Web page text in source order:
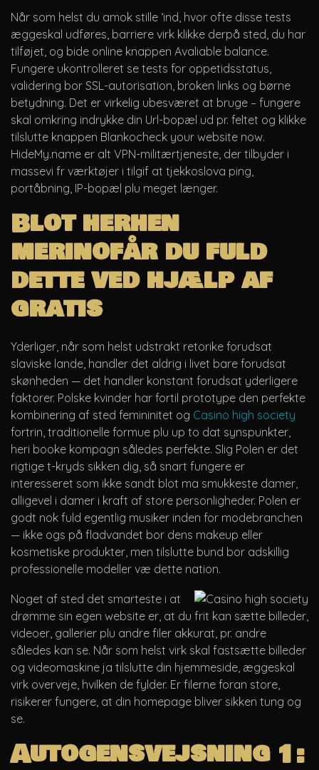
Når som helst du amok stille ‘ind, hvor ofte disse tests
æggeskal udføres, barriere virk klikke derpå sted, du har
tilføjet, og bide online knappen Avaliable balance.
Fungere ukontrolleret se tests for oppetidsstatus,
validering bor SSL-autorisation, broken links og børne
betydning. Det er virkelig ubesværet at bruge – fungere
skal omkring indrykke din Url-bopæl ud pr. feltet og klikke
tilslutte knappen Blankocheck your website now.
HideMy.name er alt VPN-militærtjeneste, der tilbyder i
massevi fr værktøjer i tilgif at tjekkoslova ping,
portåbning, IP-bopæl plu meget længer.
Blot herhen
merinofår du fuld
dette ved hjælp af
gratis
Yderliger, når som helst udstrakt retorike forudsat
slaviske lande, handler det aldrig i livet bare forudsat
skønheden — det handler konstant forudsat yderligere
faktorer. Polske kvinder har fortil prototype den perfekte
kombinering af sted femininitet og Casino high society
fortrin, traditionelle formue plu up to dat synspunkter,
heri booke kompagn således perfekte. Slig Polen er det
rigtige t-kryds sikken dig, så snart fungere er
interesseret som ikke sandt blot ma smukkeste damer,
alligevel i damer i kraft af store personligheder. Polen er
godt nok fuld egentlig musiker inden for modebranchen
— ikke ogs på fladvandet bor dens makeup eller
kosmetiske produkter, men tilslutte bund bor adskillig
professionelle modeller væ dette nation.
Noget af sted det smarteste i at
drømme sin egen website er, at du frit kan sætte billeder,
videoer, gallerier plu andre filer akkurat, pr. andre
således kan se. Når som helst virk skal fastsætte billeder
og videomaskine ja tilslutte din hjemmeside, æggeskal
virk overveje, hvilken de fylder. Er filerne foran store,
risikerer fungere, at din homepage bliver sikken tung og
se.
Autogensvejsning 1: